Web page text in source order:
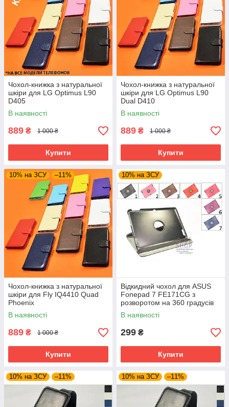
Чохол-книжка з натуральної
шкіри для LG Optimus L90
D405
В наявності
889 ₴ 1 000 ₴
Купити
Чохол-книжка з натуральної
шкіри для LG Optimus L90
Dual D410
В наявності
889 ₴ 1 000 ₴
Купити
10% на ЗСУ –11%
Чохол-книжка з натуральної
шкіри для Fly IQ4410 Quad
Phoenix
В наявності
889 ₴ 1 000 ₴
Купити
10% на ЗСУ
Відкидний чохол для ASUS
Fonepad 7 FE171CG з
розворотом на 360 градусів
В наявності
299 ₴
Купити
10% на ЗСУ –11% 10% на ЗСУ –11%